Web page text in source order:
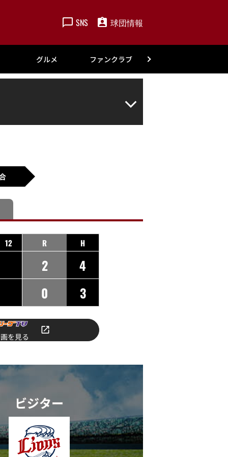
SNS 球団情報
グルメ ファンクラブ
12 R H
2
4
0
3
を見る
ビジター